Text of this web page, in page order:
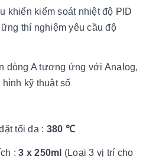
khiển kiểm soát nhiệt độ PID
thí nghiệm yêu cầu độ
dòng A tương ứng với Analog,
hình kỹ thuật số
tối đa : 380 ℃
: 3 x 250ml (Loại 3 vị trí cho